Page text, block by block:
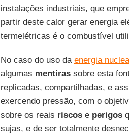
instalações industriais, que
partir deste calor gerar energia
termelétricas é o combustível
No caso do uso da energia
algumas mentirassobre esta
replicadas, compartilhadas, e
exercendo pressão, com o
sobre os reais riscose perigos
sujas, e de ser totalmente